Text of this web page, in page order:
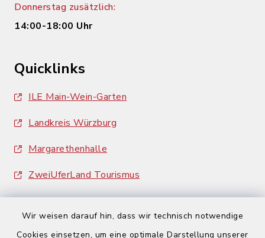
Wir weisen darauf hin, dass wir technisch notwendige
Cookies einsetzen, um eine optimale Darstellung unserer
Donnerstag zusätzlich:
14:00-18:00 Uhr
Quicklinks
ILE Main-Wein-Garten
Landkreis Würzburg
Margarethenhalle
ZweiUferLand Tourismus